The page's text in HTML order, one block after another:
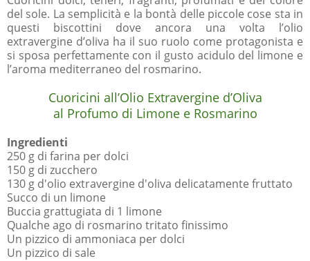
del sole. La semplicità e la bontà delle piccole cose sta in
questi biscottini dove ancora una volta l’olio
extravergine d’oliva ha il suo ruolo come protagonista e
si sposa perfettamente con il gusto acidulo del limone e
l’aroma mediterraneo del rosmarino.
Cuoricini all’Olio Extravergine d’Oliva
al Profumo di Limone e Rosmarino
Ingredienti
250 g di farina per dolci
150 g di zucchero
130 g d'olio extravergine d'oliva delicatamente fruttato
Succo di un limone
Buccia grattugiata di 1 limone
Qualche ago di rosmarino tritato finissimo
Un pizzico di ammoniaca per dolci
Un pizzico di sale